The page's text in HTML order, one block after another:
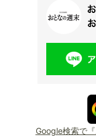
Google検索で